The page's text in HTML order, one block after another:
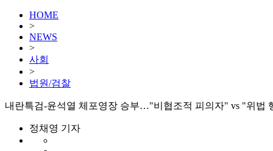
HOME
>
NEWS
>
사회
>
법원/검찰
내란특검-윤석열 체포영장 승부…"비협조적 피의자" vs "위법
정채영 기자